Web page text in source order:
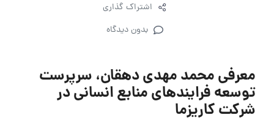
اشتراک گذاری
بدون دیدگاه
معرفی محمد مهدی دهقان، سرپرست
توسعه فرایندهای منابع انسانی در
شرکت کاریزما